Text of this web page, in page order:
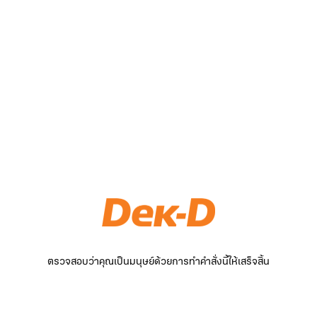
ตรวจสอบว่าคุณเป็นมนุษย์ด้วยการทำคำสั่งนี้ให้เสร็จสิ้น